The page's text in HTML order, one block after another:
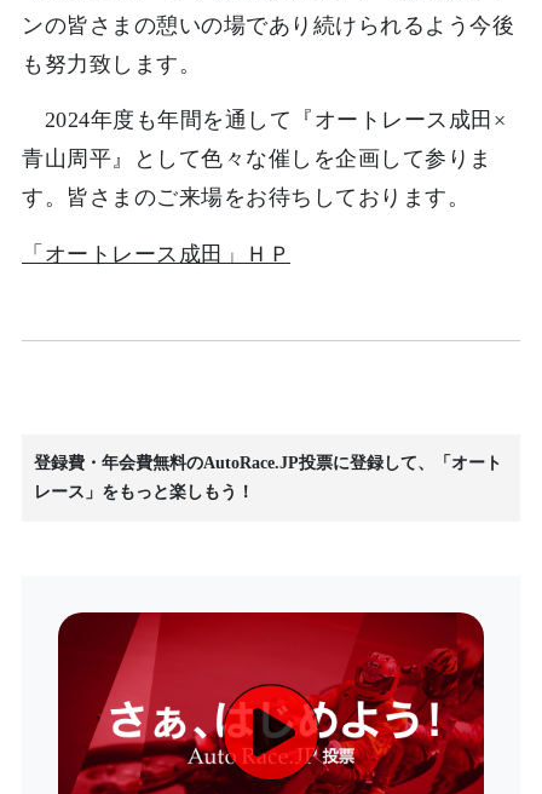
ンの皆さまの憩いの場であり続けられるよう今後
も努力致します。
2024年度も年間を通して『オートレース成田×
青山周平』として色々な催しを企画して参りま
す。皆さまのご来場をお待ちしております。
「オートレース成田」ＨＰ
登録費・年会費無料のAutoRace.JP投票に登録して、「オート
レース」をもっと楽しもう！